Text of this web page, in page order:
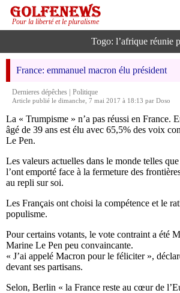
Pour la liberté et le pluralisme
Togo: l’afrique réunie
France: emmanuel macron élu président
Dernieres dépêches
Politique
Article publié le dimanche, 7 mai 2017 à 18:13 par Doso
La « Trumpisme » n’a pas réussi en France.
âgé de 39 ans est élu avec 65,5% des voix
Le Pen.
Les valeurs actuelles dans le monde telles
l’ont emporté face à la fermeture des
au repli sur soi.
Les Français ont choisi la compétence et le
populisme.
Pour certains votants, le vote contraint a été
Marine Le Pen peu convaincante.
« J’ai appelé Macron pour le féliciter »,
devant ses partisans.
Selon, Berlin « la France reste au cœur de